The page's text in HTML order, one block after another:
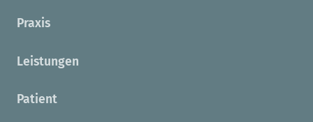
Praxis
Leistungen
Patient